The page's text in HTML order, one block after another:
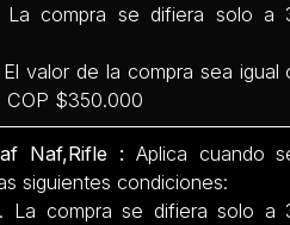
compra se difiera solo a
valor de la compra sea igual
COP $350.000
Naf,Rifle : Aplica cuando
siguientes condiciones:
compra se difiera solo a